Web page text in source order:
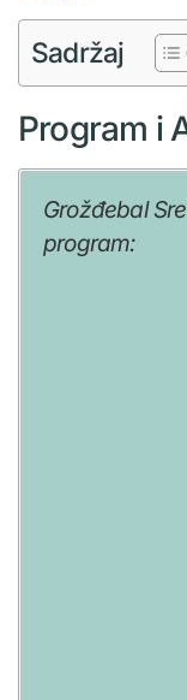
Sadržaj
Program i
Grožđebal
program: